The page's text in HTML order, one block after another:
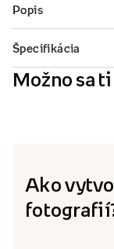
Možno sa
Ako